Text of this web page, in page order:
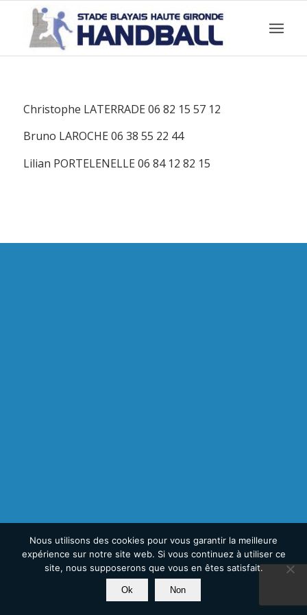
Christophe LATERRADE 06 82 15 57 12
Bruno LAROCHE 06 38 55 22 44
Lilian PORTELENELLE 06 84 12 82 15
Nous utilisons des cookies pour vous garantir la meilleure
expérience sur notre site web. Si vous continuez à utiliser ce
site, nous supposerons que vous en êtes satisfait.
Ok Non